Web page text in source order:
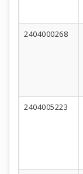
2404000268
2404005223